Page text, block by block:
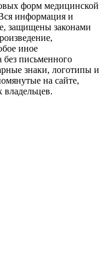
форм медицинской
информация и
защищены законами
иное
без письменного
знаки, логотипы и
на сайте,
владельцев.